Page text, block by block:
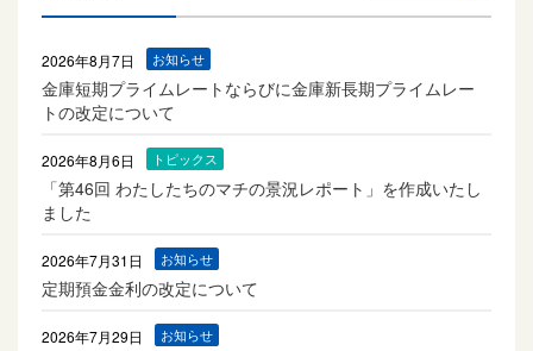
2026年8月7日 お知らせ
金庫短期プライムレートならびに金庫新長期プライムレー
トの改定について
2026年8月6日 トピックス
「第46回 わたしたちのマチの景況レポート」を作成いたし
ました
2026年7月31日 お知らせ
定期預金金利の改定について
2026年7月29日 お知らせ